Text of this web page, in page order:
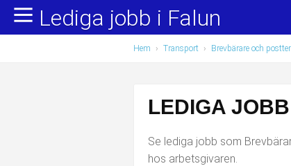
Yrkesområden
Administration, ekonomi, juridik
Populära jobb
Undersköterska, hemtjänst och äldreboende
Lärare i förskola/Förskollärare
Lediga jobb i Falun
Hem › Transport › Brevbärare och
LEDIGA
Se lediga jobb som
hos arbetsgivaren.